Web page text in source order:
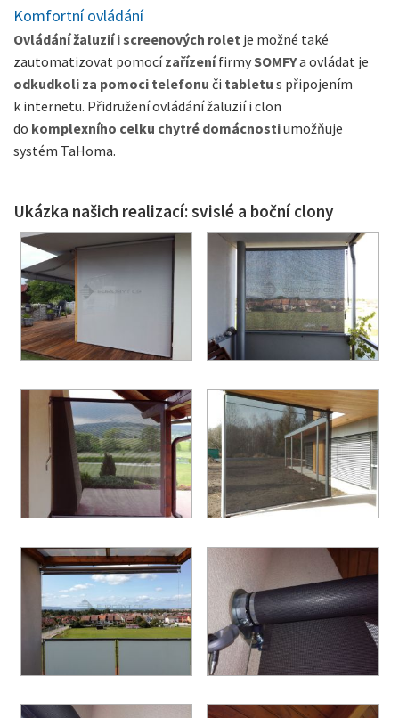
Komfortní ovládání
Ovládání žaluzií i screenových rolet je možné také
zautomatizovat pomocízařízenífirmySOMFYa ovládat je
odkudkoli za pomoci telefonu či tabletu s připojením
k internetu. Přidružení ovládání žaluzií i clon
do komplexního celku chytré domácnostiumožňuje
systém TaHoma.
Ukázka našich realizací: svislé a boční clony